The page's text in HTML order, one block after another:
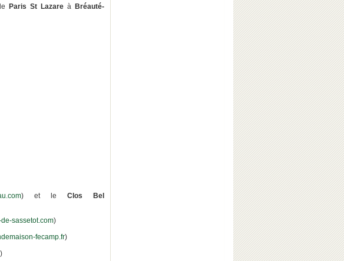
Paris St Lazare à Bréauté-
) et leClos Bel
sassetot.com)
fecamp.fr)
)